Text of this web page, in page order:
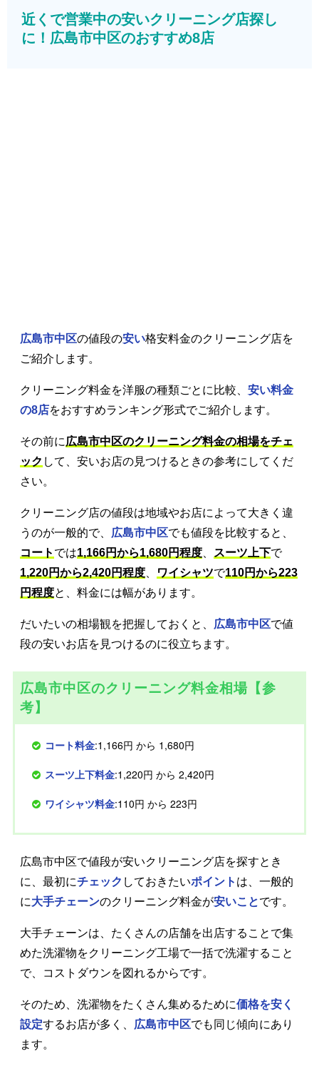
近くで営業中の安いクリーニング店探し
に！広島市中区のおすすめ8店
広島市中区の値段の安い格安料金のクリーニング店を
ご紹介します。
クリーニング料金を洋服の種類ごとに比較、 安い料金
の8店をおすすめランキング形式でご紹介します。
その前に広島市中区のクリーニング料金の相場をチェ
ック して、安いお店の見つけるときの参考にしてくだ
さい。
クリーニング店の値段は地域やお店によって大きく違
うのが一般的で、 広島市中区でも値段を比較すると、
コート では1,166円から1,680円程度 スーツ上下で
1,220円から2,420円程度
ワイシャツで110円から223
円程度と、料金には幅があります。
だいたいの相場観を把握しておくと、 広島市中区で値
段の安いお店を見つけるのに役立ちます。
広島市中区のクリーニング料金相場【参
考】
コート料金:1,166円 から 1,680円
スーツ上下料金:1,220円 から 2,420円
ワイシャツ料金:110円 から 223円
広島市中区で値段が安いクリーニング店を探すとき
に、最初にチェック しておきたいポイント は、一般的
に大手チェーンのクリーニング料金が安いことです。
大手チェーンは、たくさんの店舗を出店することで集
めた洗濯物をクリーニング工場で一括で洗濯すること
で、コストダウンを図れるからです。
そのため、洗濯物をたくさん集めるために価格を安く
設定するお店が多く、 広島市中区でも同じ傾向にあり
ます。